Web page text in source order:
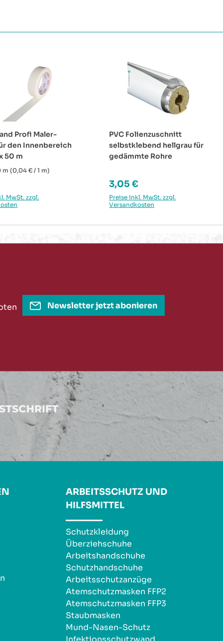
Profi Maler-
den Innenbereich
50 m
m(0,04 € / 1 m)
Preis:
MwSt. zzgl.
PVC Folienzuschnitt
selbstklebend hellgrau für
gedämmte Rohre
Regulärer Preis:
3,05 €
Preise inkl. MwSt. zzgl.
Versandkosten
Newsletter jetzt abonieren
ARBEITSSCHUTZ UND
HILFSMITTEL
Schutzkleidung
Überziehschuhe
Arbeitshandschuhe
Schutzhandschuhe
Arbeitsschutzanzüge
Atemschutzmasken FFP2
Atemschutzmasken FFP3
Staubmasken
Mund-Nasen-Schutz